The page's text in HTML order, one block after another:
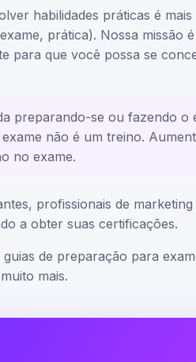
habilidades práticas é
prática). Nossa missão
para que você possa se
preparando-se ou fazendo o
não é um treino.
no exame.
profissionais de
a obter suas certificações.
de preparação para
mais.